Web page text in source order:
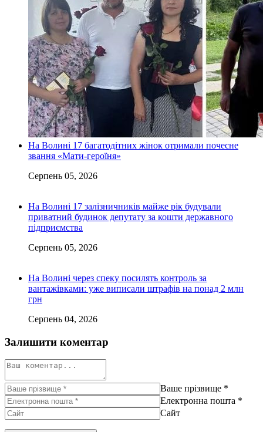
На Волині 17 багатодітних жінок отримали почесне
звання «Мати-героїня»
Серпень 05, 2026
На Волині 17 залізничників майже рік будували
приватний будинок депутату за кошти державного
підприємства
Серпень 05, 2026
На Волині через спеку посилять контроль за
вантажівками: уже виписали штрафів на понад 2 млн
грн
Серпень 04, 2026
Залишити коментар
Ваше прізвище *
Електронна пошта *
Сайт